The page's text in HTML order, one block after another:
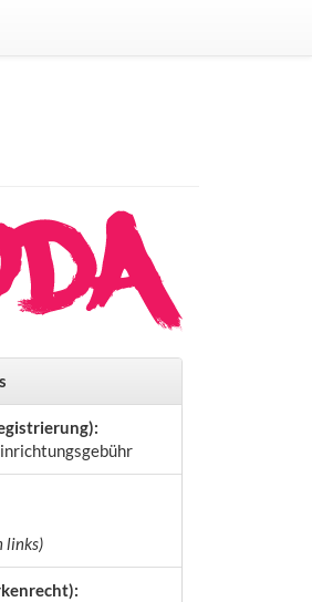
links)